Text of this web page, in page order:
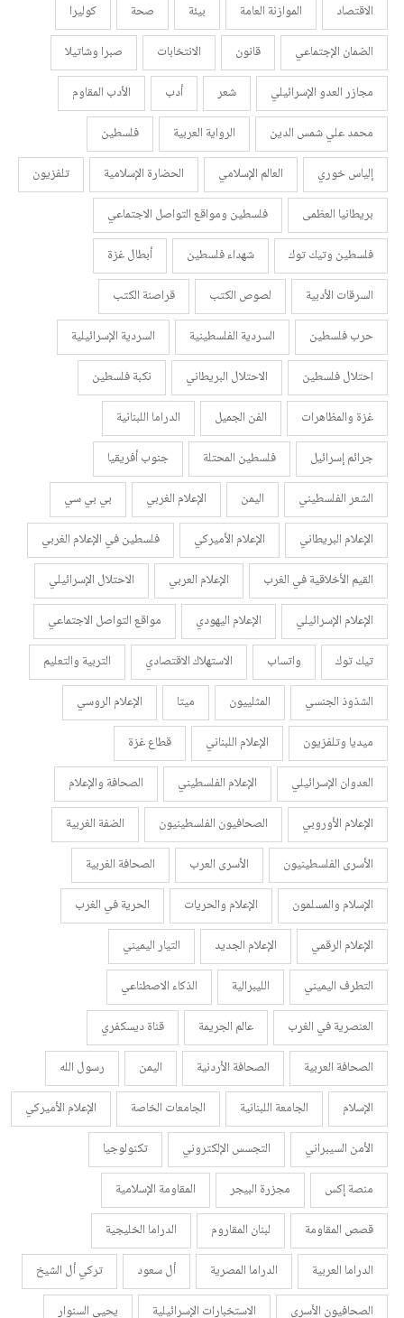
الاقتصاد
الموازنة العامة بيئة صحة
كوليرا
الضمان الإجتماعي
قانون الانتخابات
صبرا وشاتيلا
مجازر العدو الإسرائيلي
شعر أدب
الأدب المقاوم
محمد علي شمس الدين
الرواية العربية
فلسطين
إلياس خوري
العالم الإسلامي الحضارة الإسلامية
تلفزيون
بريطانيا العظمى
فلسطين ومواقع التواصل الاجتماعي
فلسطين وتيك توك
شهداء فلسطين
أبطال غزة
السرقات الأدبية
لصوص الكتب
قراصنة الكتب
حرب فلسطين
السردية الفلسطينية
السردية الإسرائيلية
احتلال فلسطين
الاحتلال البريطاني
نكبة فلسطين
غزة والمظاهرات
الفن الجميل
الدراما اللبنانية
جرائم إسرائيل
فلسطين المحتلة
جنوب أفريقيا
الشعر الفلسطيني
اليمن الإعلام الغربي
بي بي سي
الإعلام البريطاني
الإعلام الأميركي
فلسطين في الإعلام الغربي
القيم الأخلاقية في الغرب
الإعلام العربي
الاحتلال الإسرائيلي
الإعلام الإسرائيلي
الإعلام اليهودي
مواقع التواصل الاجتماعي
تيك توك
واتساب الاستهلاك الاقتصادي
التربية والتعليم
الشذوذ الجنسي
المثلييون ميتا
الإعلام الروسي
ميديا وتلفزيون
الإعلام اللبناني
قطاع غزة
العدوان الإسرائيلي
الإعلام الفلسطيني
الصحافة والإعلام
الإعلام الأوروبي
الصحافيون الفلسطينيون
الضفة الغربية
الأسرى الفلسطينيون
الأسرى العرب
الصحافة الغربية
الإسلام والمسلمون
الإعلام والحريات
الحرية في الغرب
الإعلام الرقمي
الإعلام الجديد
التيار اليميني
التطرف اليميني
الليبرالية
الذكاء الاصطناعي
العنصرية في الغرب
عالم الجريمة
قناة ديسكفري
الصحافة العربية
الصحافة الأردنية اليمن
رسول الله
الإسلام
الجامعة اللبنانية الجامعات الخاصة
الإعلام الأميركي
الأمن السيبراني
التجسس الإلكتروني
تكنولوجيا
منصة إكس
مجزرة البيجر
المقاومة الإسلامية
قصص المقاومة
لبنان المقاروم
الدراما الخليجية
الدراما العربية
الدراما المصرية أل سعود
تركي أل الشيخ
الصحافيون الأسرى
الاستخبارات الإسرائيلية يحيى السنوار